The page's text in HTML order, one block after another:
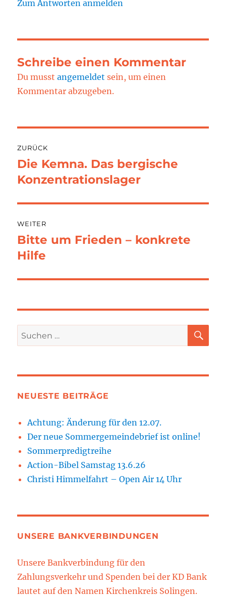
Zum Antworten anmelden
Schreibe einen Kommentar
Du musstangemeldet sein, um einen
Kommentar abzugeben.
ZURÜCK
Vorheriger
Beitrag:
Die Kemna. Das bergische
Konzentrationslager
WEITER
Nächster
Beitrag:
Bitte um Frieden – konkrete
Hilfe
Suchen
nach:
NEUESTE BEITRÄGE
Achtung: Änderung für den 12.07.
Der neue Sommergemeindebrief ist online!
Sommerpredigtreihe
Action-Bibel Samstag 13.6.26
Christi Himmelfahrt – Open Air 14 Uhr
UNSERE BANKVERBINDUNGEN
Unsere Bankverbindung für den
Zahlungsverkehr und Spenden bei der KD Bank
lautet auf den Namen Kirchenkreis Solingen.